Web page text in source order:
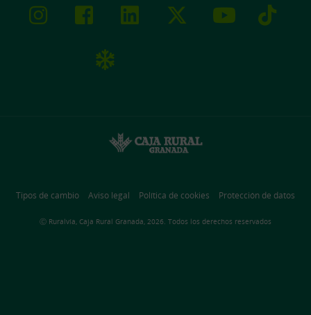
Tipos de cambio Aviso legal Política de cookies Protección de datos
Ⓒ Ruralvía, Caja Rural Granada, 2026. Todos los derechos reservados